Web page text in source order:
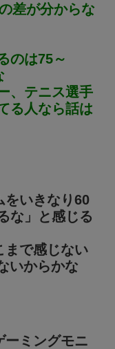
差が分からな
のは75～
、テニス選手
る人なら話は
をいきなり60
な」と感じる
まで感じない
いからかな
ーミングモニ